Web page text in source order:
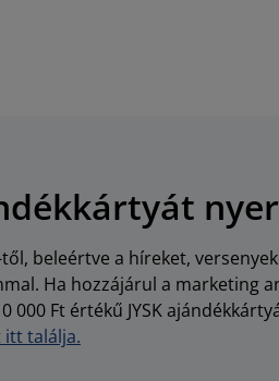
beleértve a híreket,
Ha hozzájárul a marketing
Ft értékű JYSK
itt találja.